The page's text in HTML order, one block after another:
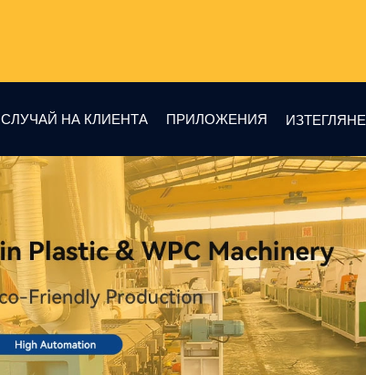
СЛУЧАЙ НА КЛИЕНТА ПРИЛОЖЕНИЯ ИЗТЕГЛЯНЕ